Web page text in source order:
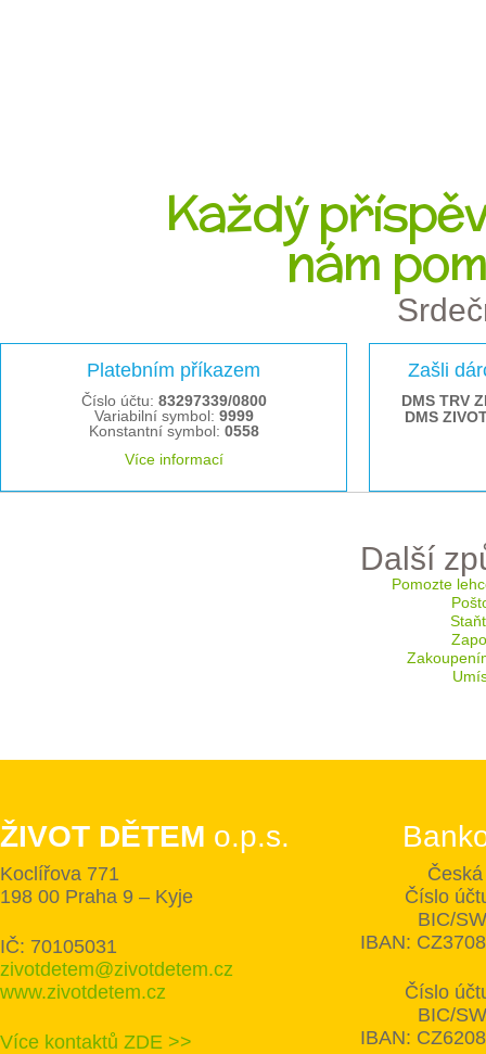
Každý
nám
Platebním příkazem
Číslo účtu: 83297339/0800
Variabilní symbol: 9999
Konstantní symbol: 0558
Více informací
Zašli
DMS TRV
DMS
Další
Pomozte
ŽIVOT DĚTEM o.p.s.
Koclířova 771
198 00 Praha 9 – Kyje
IČ: 70105031
zivotdetem@zivotdetem.cz
www.zivotdetem.cz
Více kontaktů ZDE >>
Číslo
BIC/
IBAN:
Číslo
BIC/
IBAN: